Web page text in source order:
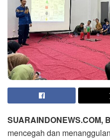
SUARAINDONEWS.COM,
mencegah dan